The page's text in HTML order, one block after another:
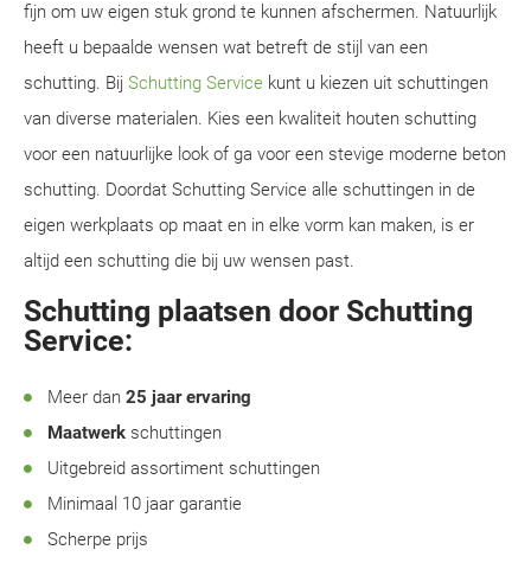
fijn om uw eigen stuk grond te kunnen afschermen. Natuurlijk
heeft u bepaalde wensen wat betreft de stijl van een
schutting. Bij Schutting Service kunt u kiezen uit schuttingen
van diverse materialen. Kies een kwaliteit houten schutting
voor een natuurlijke look of ga voor een stevige moderne beton
schutting. Doordat Schutting Service alle schuttingen in de
eigen werkplaats op maat en in elke vorm kan maken, is er
altijd een schutting die bij uw wensen past.
Schutting plaatsen door Schutting
Service:
Meer dan 25 jaar ervaring
Maatwerk schuttingen
Uitgebreid assortiment schuttingen
Minimaal 10 jaar garantie
Scherpe prijs